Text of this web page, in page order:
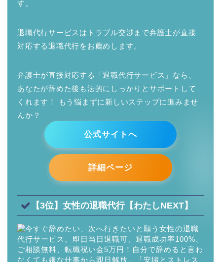
す。
退職代行サービスはトラブル交渉まで弁護士が直接
対応する退職代行をお薦めします。
弁護士が直接対応する「退職代行サービス」なら、
あなたが辞めた後も法的にしっかりとサポートして
くれます！ もう悩まずに新しいステップに進みませ
んか？
公式サイトへ
詳細ページ
【3位】女性の退職代行【わたしNEXT】